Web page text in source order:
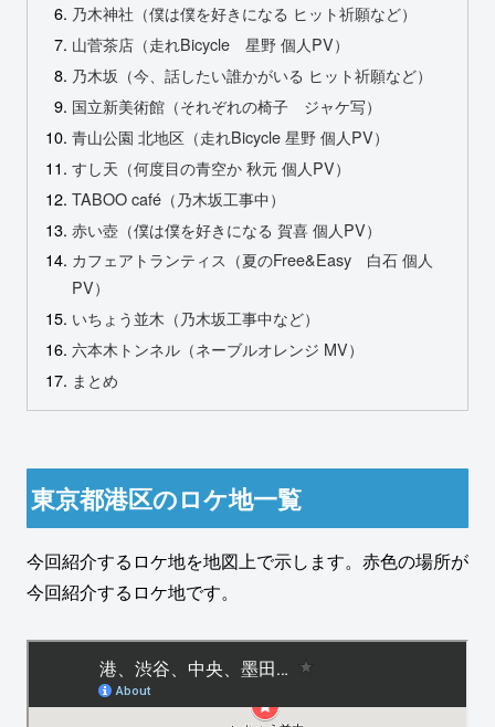
乃木神社（僕は僕を好きになる ヒット祈願など）
山菅茶店（走れBicycle 星野 個人PV）
乃木坂（今、話したい誰かがいる ヒット祈願など）
国立新美術館（それぞれの椅子 ジャケ写）
青山公園 北地区（走れBicycle 星野 個人PV）
すし天（何度目の青空か 秋元 個人PV）
TABOO café（乃木坂工事中）
赤い壺（僕は僕を好きになる 賀喜 個人PV）
カフェアトランティス（夏のFree&Easy 白石 個人
PV）
いちょう並木（乃木坂工事中など）
六本木トンネル（ネーブルオレンジ MV）
まとめ
東京都港区のロケ地一覧
今回紹介するロケ地を地図上で示します。赤色の場所が
今回紹介するロケ地です。